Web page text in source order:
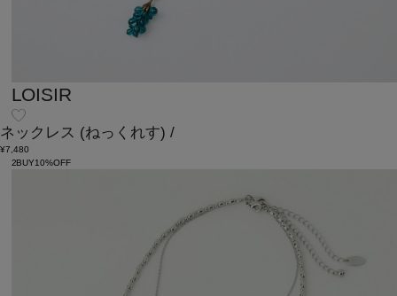
LOISIR
ネックレス (ねっくれす) /
¥7,480
2BUY10%OFF